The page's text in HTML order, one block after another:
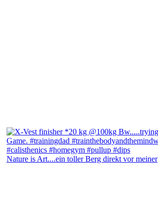
Nature is Art....ein toller Berg direkt vor meiner